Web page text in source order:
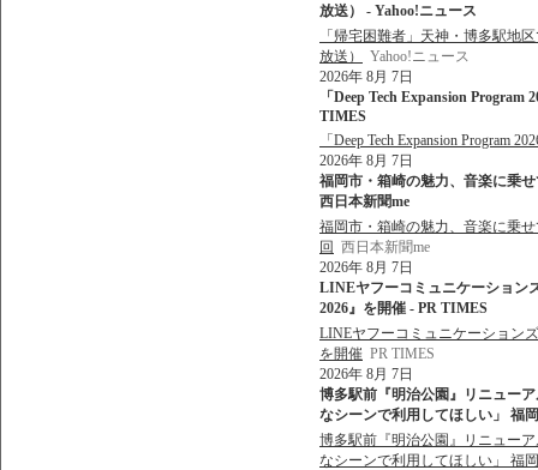
放送） - Yahoo!ニュース
「帰宅困難者」天神・博多駅地
放送）
Yahoo!ニュース
2026年 8月 7日
「Deep Tech Expansion
TIMES
「Deep Tech Expansion Program
2026年 8月 7日
福岡市・箱崎の魅力、音楽に乗
西日本新聞me
福岡市・箱崎の魅力、音楽に乗
回 西日本新聞me
2026年 8月 7日
LINEヤフーコミュニケーション
2026』を開催 - PR TIMES
LINEヤフーコミュニケーション
を開催 PR TIMES
2026年 8月 7日
博多駅前『明治公園』リニュー
なシーンで利用してほしい」 福
博多駅前『明治公園』リニュー
なシーンで利用してほしい」 福